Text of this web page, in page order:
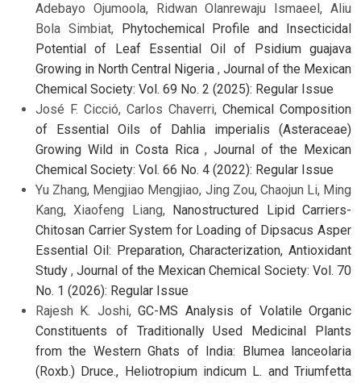
Adebayo Ojumoola, Ridwan Olanrewaju Ismaeel, Aliu
Bola Simbiat,
Phytochemical Profile and Insecticidal
Potential of Leaf Essential Oil of Psidium guajava
Growing in North Central Nigeria , Journal of the Mexican
Chemical Society: Vol. 69 No. 2 (2025): Regular Issue
José F. Cicció, Carlos Chaverri, Chemical Composition
of Essential Oils of Dahlia imperialis (Asteraceae)
Growing Wild in Costa Rica,Journal of the Mexican
Chemical Society: Vol. 66 No. 4 (2022): Regular Issue
Yu Zhang, Mengjiao Mengjiao, Jing Zou, Chaojun Li, Ming
Kang, Xiaofeng Liang,
Nanostructured Lipid Carriers-
Chitosan Carrier System for Loading of Dipsacus Asper
Essential Oil: Preparation, Characterization, Antioxidant
Study,Journal of the Mexican Chemical Society: Vol. 70
No. 1 (2026): Regular Issue
Rajesh K. Joshi,GC-MS Analysis of Volatile Organic
Constituents of Traditionally Used Medicinal Plants
from the Western Ghats of India: Blumea lanceolaria
(Roxb.) Druce., Heliotropium indicum L. and Triumfetta